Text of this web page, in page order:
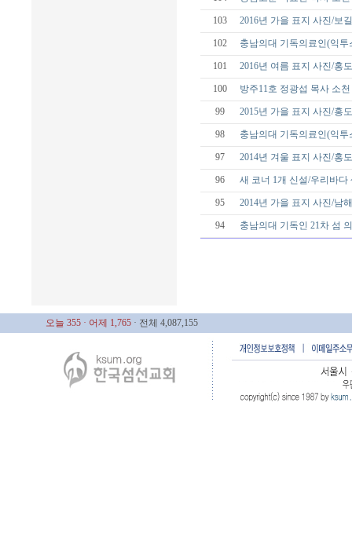
103 2016년 가을 표지 사진/보
102 충남의대 기독의료인(익투
101 2016년 여름 표지 사진/홍
100 방주11호 정광섭 목사 소천
99 2015년 가을 표지 사진/홍
98 충남의대 기독의료인(익
97 2014년 겨울 표지 사진/홍
96 새 코너 1개 신설/우리바다
95 2014년 가을 표지 사진/남
94 충남의대 기독인 21차 섬
오늘 355 · 어제 1,765 · 전체 4,087,155